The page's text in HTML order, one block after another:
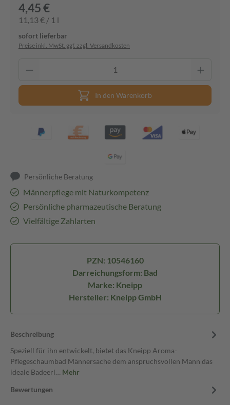
4,45 €
11,13 € / 1 l
sofort lieferbar
Preise inkl. MwSt. ggf. zzgl. Versandkosten
In den Warenkorb
Persönliche Beratung
Männerpflege mit Naturkompetenz
Persönliche pharmazeutische Beratung
Vielfältige Zahlarten
PZN: 10546160
Darreichungsform: Bad
Marke: Kneipp
Hersteller: Kneipp GmbH
Beschreibung
Speziell für ihn entwickelt, bietet das Kneipp Aroma-
Pflegeschaumbad Männersache dem anspruchsvollen Mann das
ideale Badeerl… Mehr
Bewertungen